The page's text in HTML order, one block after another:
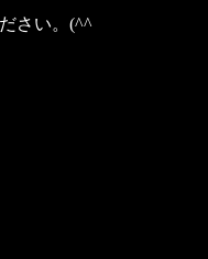
さい。(^^ゞ